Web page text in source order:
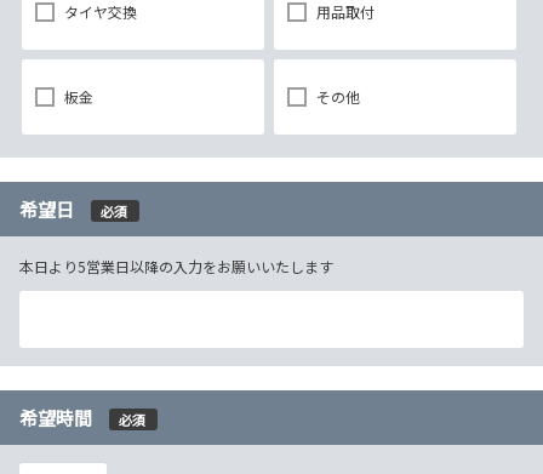
タイヤ交換 用品取付
板金 その他
希望日 必須
本日より5営業日以降の入力をお願いいたします
希望時間 必須